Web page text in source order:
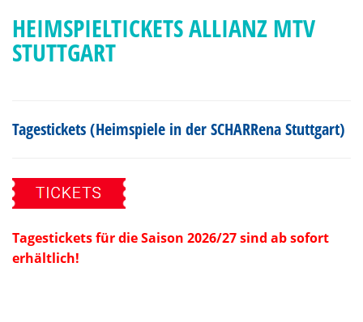
HEIMSPIELTICKETS ALLIANZ MTV
STUTTGART
Tagestickets (Heimspiele in der SCHARRena Stuttgart)
Tagestickets für die Saison 2026/27 sind ab sofort
erhältlich!